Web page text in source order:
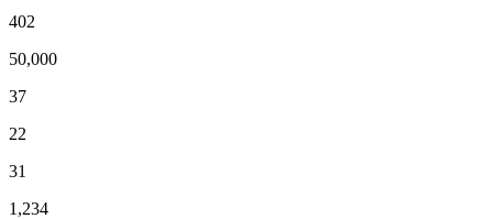
402
50,000
37
22
31
1,234